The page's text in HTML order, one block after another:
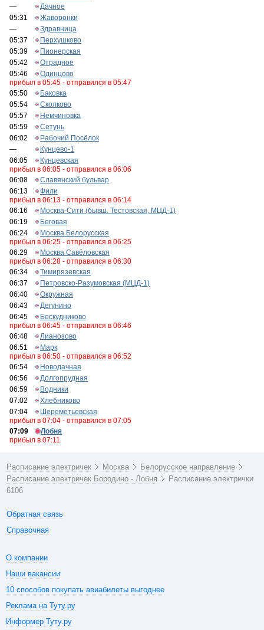
—
Дачное
05:31
Жаворонки
—
Здравница
05:37
Перхушково
05:39
Пионерская
05:42
Отрадное
05:46
Одинцово
прибыл в 05:45 - отправился в 05:47
05:50
Баковка
05:54
Сколково
05:57
Немчиновка
05:59
Сетунь
06:02
Рабочий Посёлок
—
Кунцево-1
06:05
Кунцевская
прибыл в 06:05 - отправился в 06:06
06:08
Славянский бульвар
06:13
Фили
прибыл в 06:13 - отправился в 06:14
06:16
Москва-Сити (бывш. Тестовская, МЦД-1)
06:19
Беговая
06:24
Москва Белорусская
прибыл в 06:25 - отправился в 06:25
06:29
Москва Савёловская
прибыл в 06:28 - отправился в 06:30
06:34
Тимирязевская
06:37
Петровско-Разумовская (МЦД-1)
06:40
Окружная
06:43
Дегунино
06:45
Бескудниково
прибыл в 06:45 - отправился в 06:46
06:48
Лианозово
06:51
Марк
прибыл в 06:50 - отправился в 06:52
06:54
Новодачная
06:56
Долгопрудная
06:59
Водники
07:02
Хлебниково
07:04
Шереметьевская
прибыл в 07:04 - отправился в 07:05
07:09
Лобня
прибыл в 07:11
Расписание электричек Москва
Белорусское направление
Расписание электричек Бородино - Лобня
Расписание электрички
6106
Обратная связь
Справочная
О компании
Наши вакансии
10 способов покупать авиабилеты выгоднее
Реклама на Туту.ру
Информер Туту.ру